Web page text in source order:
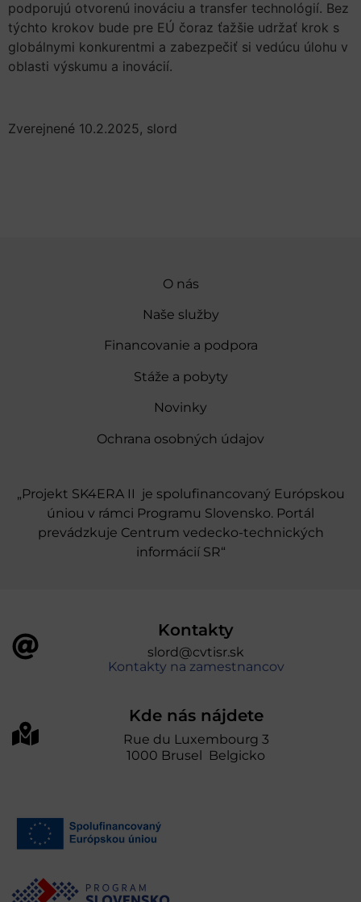
podporujú otvorenú inováciu a transfer technológií. Bez
týchto krokov bude pre EÚ čoraz ťažšie udržať krok s
globálnymi konkurentmi a zabezpečiť si vedúcu úlohu v
oblasti výskumu a inovácií.
Zverejnené 10.2.2025, slord
O nás
Naše služby
Financovanie a podpora
Stáže a pobyty
Novinky
Ochrana osobných údajov
„Projekt SK4ERA II je spolufinancovaný Európskou
úniou v rámci Programu Slovensko. Portál
prevádzkuje Centrum vedecko-technických
informácií SR“
Kontakty
slord@cvtisr.sk
Kontakty na zamestnancov
Kde nás nájdete
Rue du Luxembourg 3
1000 Brusel Belgicko